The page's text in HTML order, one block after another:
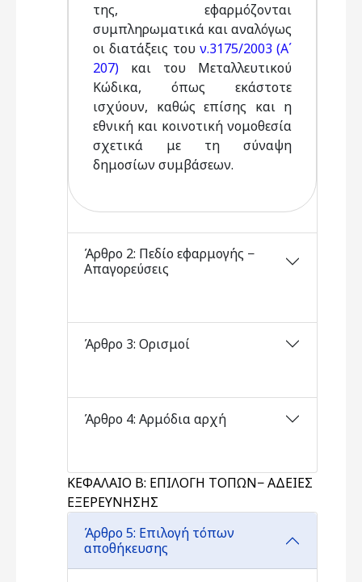
της, εφαρμόζονται
συμπληρωματικά και αναλόγως
οι διατάξεις του ν.3175/2003 (Α΄
207) και του Μεταλλευτικού
Κώδικα, όπως εκάστοτε
ισχύουν, καθώς επίσης και η
εθνική και κοινοτική νομοθεσία
σχετικά με τη σύναψη
δημοσίων συμβάσεων.
Άρθρο 2: Πεδίο εφαρμογής −
Απαγορεύσεις
Άρθρο 3: Ορισμοί
Άρθρο 4: Αρμόδια αρχή
ΚΕΦΑΛΑΙΟ Β: ΕΠΙΛΟΓΗ ΤΟΠΩΝ− ΑΔΕΙΕΣ
ΕΞΕΡΕΥΝΗΣΗΣ
Άρθρο 5: Επιλογή τόπων
αποθήκευσης